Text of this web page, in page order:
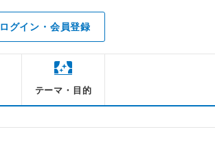
ログイン・会員登録
テーマ・目的